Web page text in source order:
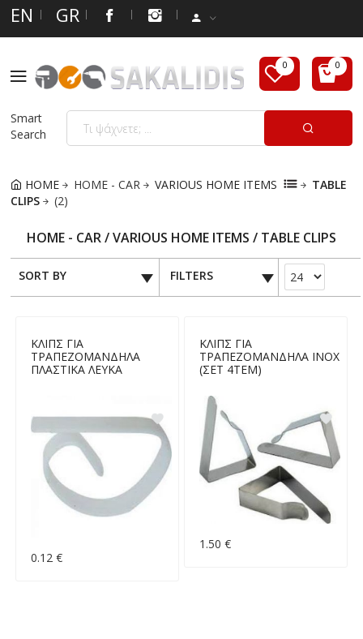
EN GR
Smart
Search
HOME HOME - CAR VARIOUS HOME ITEMS
TABLE
CLIPS
(2)
HOME - CAR / VARIOUS HOME ITEMS / TABLE CLIPS
SORT BY FILTERS
ΚΛΙΠΣ ΓΙΑ
ΤΡΑΠΕΖΟΜΑΝΔΗΛΑ
ΠΛΑΣΤΙΚΑ ΛΕΥΚΑ
0.12 €
ΚΛΙΠΣ ΓΙΑ
ΤΡΑΠΕΖΟΜΑΝΔΗΛΑ ΙΝΟΧ
(ΣΕΤ 4ΤΕΜ)
1.50 €